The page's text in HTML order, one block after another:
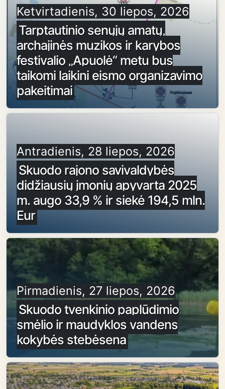
Ketvirtadienis, 30 liepos, 2026
Tarptautinio senųjų amatų,
archajinės muzikos ir karybos
festivalio „Apuolė“ metu bus
taikomi laikini eismo organizavimo
pakeitimai
Antradienis, 28 liepos, 2026
Skuodo rajono savivaldybės
didžiausių įmonių apyvarta 2025
m. augo 33,9 % ir siekė 194,5 mln.
Eur
Pirmadienis, 27 liepos, 2026
Skuodo tvenkinio paplūdimio
smėlio ir maudyklos vandens
kokybės stebėsena